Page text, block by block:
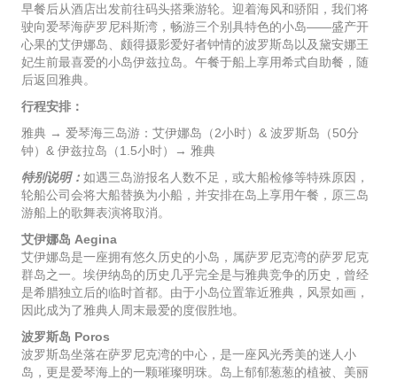
早餐后从酒店出发前往码头搭乘游轮。迎着海风和骄阳，我们将
驶向爱琴海萨罗尼科斯湾，畅游三个别具特色的小岛——盛产开
心果的艾伊娜岛、颇得摄影爱好者钟情的波罗斯岛以及黛安娜王
妃生前最喜爱的小岛伊兹拉岛。午餐于船上享用希式自助餐，随
后返回雅典。
行程安排：
雅典 → 爱琴海三岛游：艾伊娜岛（2小时）& 波罗斯岛（50分
钟）& 伊兹拉岛（1.5小时）→ 雅典
特别说明： 如遇三岛游报名人数不足，或大船检修等特殊原因，
轮船公司会将大船替换为小船，并安排在岛上享用午餐，原三岛
游船上的歌舞表演将取消。
艾伊娜岛 Aegina
艾伊娜岛是一座拥有悠久历史的小岛，属萨罗尼克湾的萨罗尼克
群岛之一。埃伊纳岛的历史几乎完全是与雅典竞争的历史，曾经
是希腊独立后的临时首都。由于小岛位置靠近雅典，风景如画，
因此成为了雅典人周末最爱的度假胜地。
波罗斯岛 Poros
波罗斯岛坐落在萨罗尼克湾的中心，是一座风光秀美的迷人小
岛，更是爱琴海上的一颗璀璨明珠。岛上郁郁葱葱的植被、美丽